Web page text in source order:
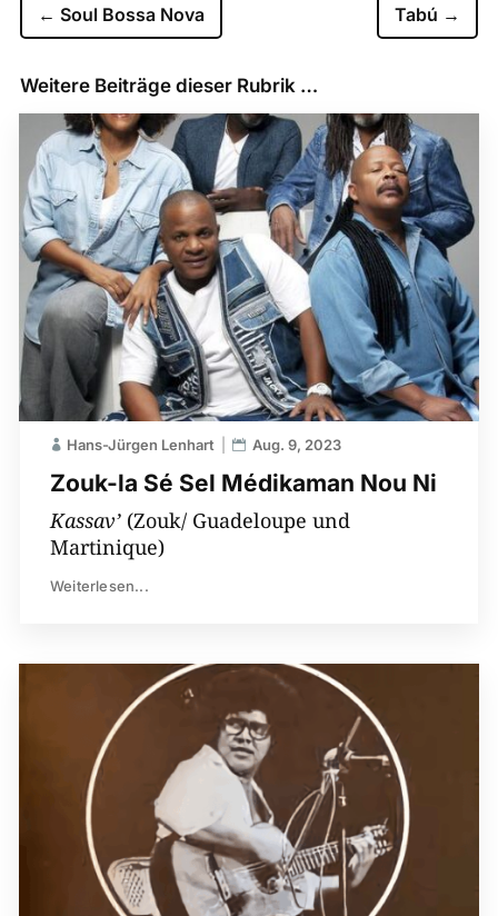
← Soul Bossa Nova Tabú →
Weitere Beiträge dieser Rubrik …
Zouk-la Sé Sel Médikaman Nou Ni
Hans-Jürgen Lenhart Aug. 9, 2023
Kassav’ (Zouk/ Guadeloupe und
Martinique)
Weiterlesen...